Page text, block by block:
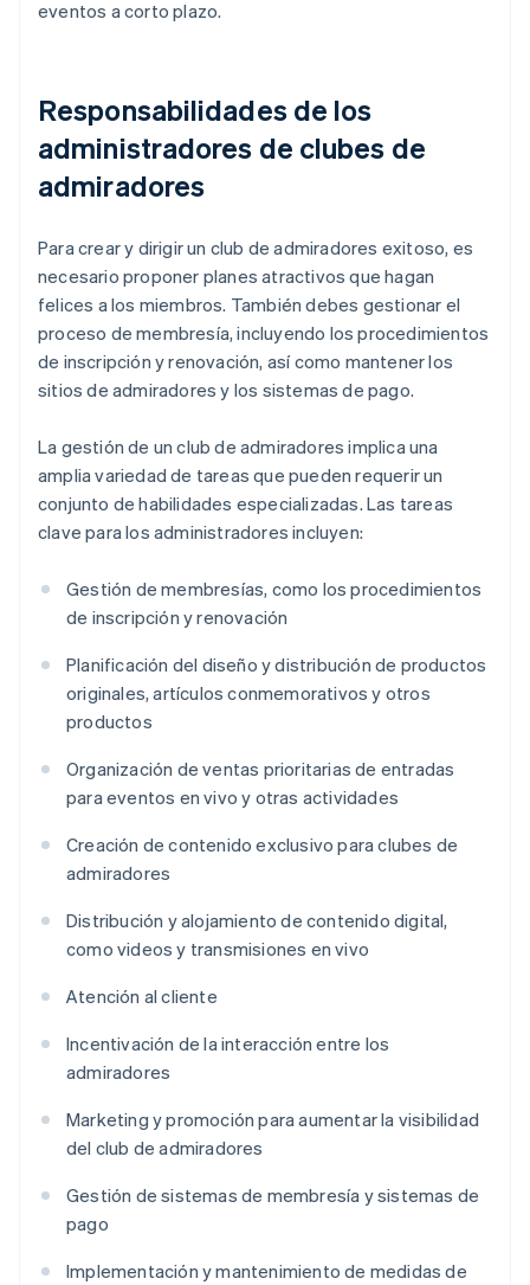
eventos a corto plazo.
Responsabilidades de los
administradores de clubes de
admiradores
Para crear y dirigir un club de admiradores exitoso, es
necesario proponer planes atractivos que hagan
felices a los miembros. También debes gestionar el
proceso de membresía, incluyendo los procedimientos
de inscripción y renovación, así como mantener los
sitios de admiradores y los sistemas de pago.
La gestión de un club de admiradores implica una
amplia variedad de tareas que pueden requerir un
conjunto de habilidades especializadas. Las tareas
clave para los administradores incluyen:
Gestión de membresías, como los procedimientos
de inscripción y renovación
Planificación del diseño y distribución de productos
originales, artículos conmemorativos y otros
productos
Organización de ventas prioritarias de entradas
para eventos en vivo y otras actividades
Creación de contenido exclusivo para clubes de
admiradores
Distribución y alojamiento de contenido digital,
como videos y transmisiones en vivo
Atención al cliente
Incentivación de la interacción entre los
admiradores
Marketing y promoción para aumentar la visibilidad
del club de admiradores
Gestión de sistemas de membresía y sistemas de
pago
Implementación y mantenimiento de medidas de